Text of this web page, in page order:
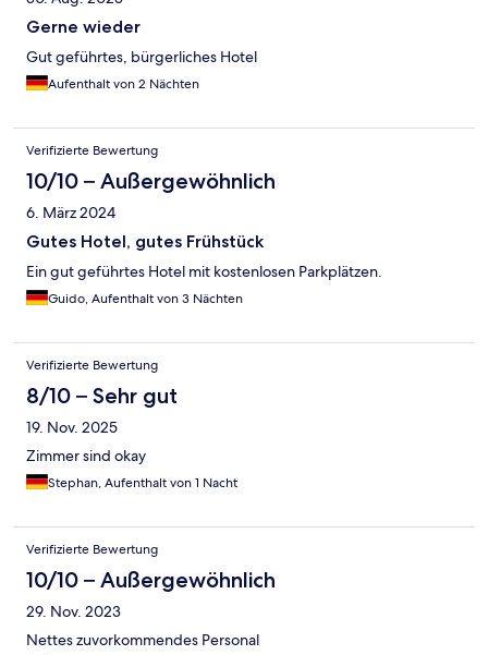
Gerne wieder
Gut geführtes, bürgerliches Hotel
Aufenthalt von 2 Nächten
Verifizierte Bewertung
10/10 – Außergewöhnlich
6. März 2024
Gutes Hotel, gutes Frühstück
Ein gut geführtes Hotel mit kostenlosen Parkplätzen.
Guido, Aufenthalt von 3 Nächten
Verifizierte Bewertung
8/10 – Sehr gut
19. Nov. 2025
Zimmer sind okay
Stephan, Aufenthalt von 1 Nacht
Verifizierte Bewertung
10/10 – Außergewöhnlich
29. Nov. 2023
Nettes zuvorkommendes Personal